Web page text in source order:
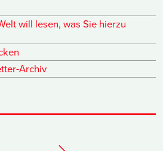
will lesen, was Sie hierzu
Archiv